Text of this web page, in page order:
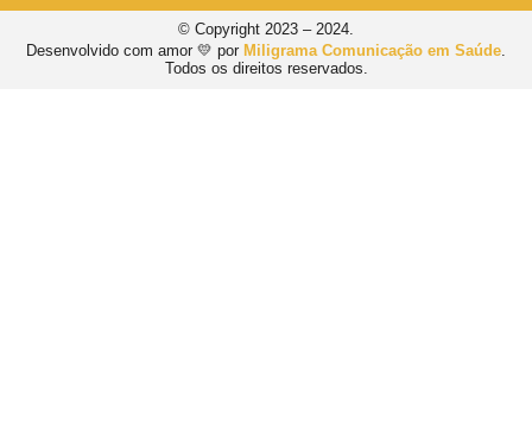
© Copyright 2023 – 2024.
Desenvolvido com amor 💛 por Miligrama Comunicação em Saúde
Todos os direitos reservados.